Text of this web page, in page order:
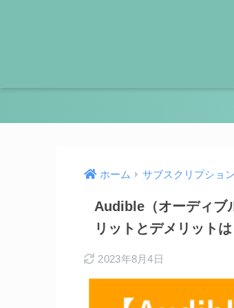
ホーム サブスクリプション
Audible（オーディブ
リットとデメリットは
2023年8月4日